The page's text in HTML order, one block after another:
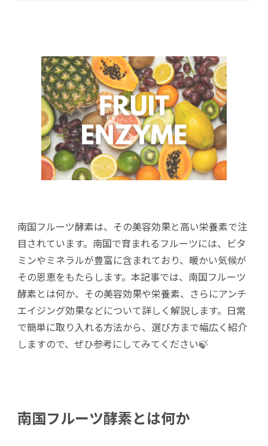
南国フルーツ酵素は、その美容効果と高い栄養素で注
目されています。南国で育まれるフルーツには、ビタ
ミンやミネラルが豊富に含まれており、暖かい気候が
その恩恵をもたらします。本記事では、南国フルーツ
酵素とは何か、その美容効果や栄養素、さらにアンチ
エイジング効果などについて詳しく解説します。日常
で簡単に取り入れる方法から、選び方まで幅広く紹介
しますので、ぜひ参考にしてみてください🍃
南国フルーツ酵素とは何か